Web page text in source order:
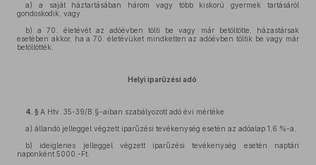
a) a saját háztartásában három vagy több kiskorú gyermek tartásáról
gondoskodik, vagy
b) a 70. életévét az adóévben tölti be vagy már betöltötte, házastársak
esetében akkor, ha a 70. életévüket mindketten az adóévben töltik be vagy már
betöltötték.
Helyi iparűzési adó
4. § A Htv. 35-39/B.§-aiban szabályozott adó évi mértéke
a) állandó jelleggel végzett iparűzési tevékenység esetén az adóalap 1,6 %-a,
b) ideiglenes jelleggel végzett iparűzési tevékenység esetén naptári
naponként 5000,-Ft.